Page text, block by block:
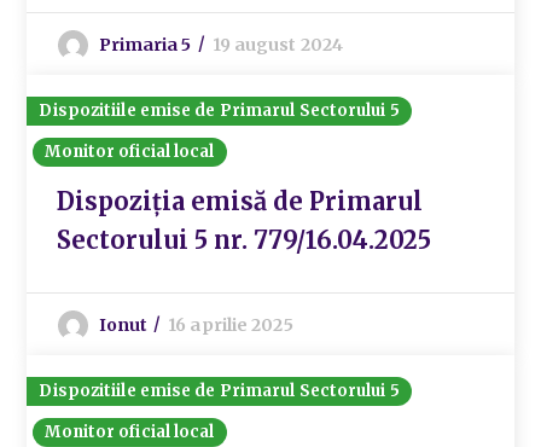
Primaria 5 19 august 2024
Dispozitiile emise de Primarul Sectorului 5
Monitor oficial local
Dispoziția emisă de Primarul
Sectorului 5 nr. 779/16.04.2025
Ionut 16 aprilie 2025
Dispozitiile emise de Primarul Sectorului 5
Monitor oficial local